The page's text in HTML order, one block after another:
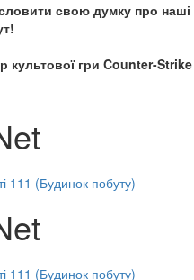
свою думку про наші
культової гри Counter-Strike